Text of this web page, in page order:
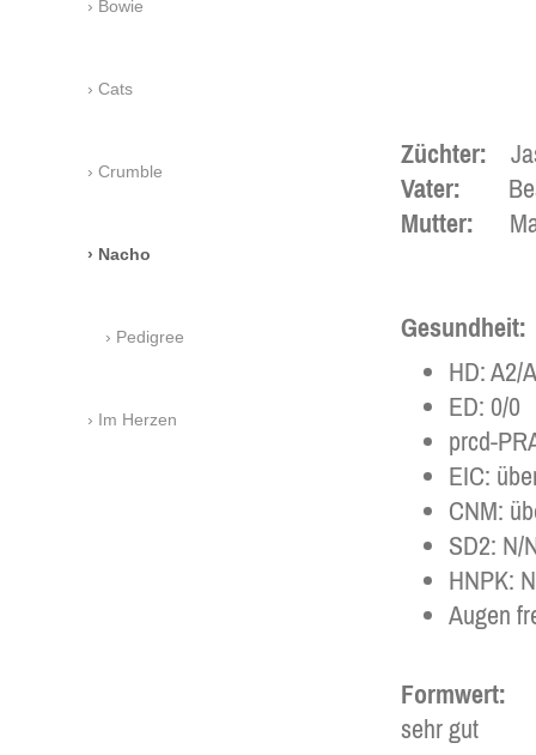
Züchter:
Vater:
Mutter:
Gesundheit:
HD: A2/
ED: 0/0
prcd-
EIC:
CNM:
SD2: N/
HNPK:
Augen
Formwert:
sehr gut
Bowie
Cats
Crumble
Nacho
Pedigree
Im Herzen